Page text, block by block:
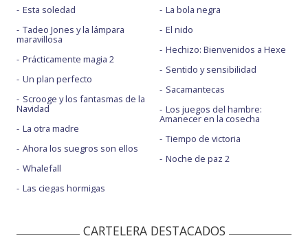
Esta soledad
Tadeo Jones y la lámpara
maravillosa
Prácticamente magia 2
Un plan perfecto
Scrooge y los fantasmas de la
Navidad
La otra madre
Ahora los suegros son ellos
Whalefall
Las ciegas hormigas
La bola negra
El nido
Hechizo: Bienvenidos a Hexe
Sentido y sensibilidad
Sacamantecas
Los juegos del hambre:
Amanecer en la cosecha
Tiempo de victoria
Noche de paz 2
CARTELERA DESTACADOS